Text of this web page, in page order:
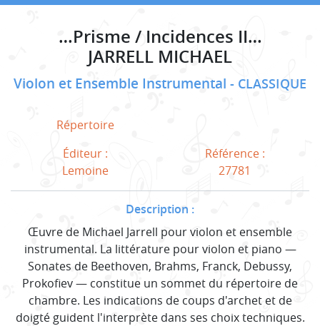
…Prisme / Incidences II…
JARRELL MICHAEL
Violon et Ensemble Instrumental CLASSIQUE
Répertoire
Éditeur :
Lemoine
Référence :
27781
Description :
Œuvre de Michael Jarrell pour violon et ensemble
instrumental. La littérature pour violon et piano —
Sonates de Beethoven, Brahms, Franck, Debussy,
Prokofiev — constitue un sommet du répertoire de
chambre. Les indications de coups d'archet et de
doigté guident l'interprète dans ses choix techniques.